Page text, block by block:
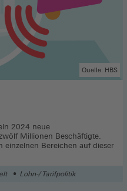
2024 neue
Millionen Beschäftigte.
Bereichen auf dieser
Quelle: HBS
Lohn-/ Tarifpolitik